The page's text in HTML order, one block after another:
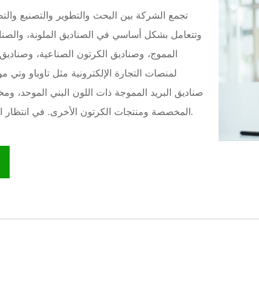
تجمع الشركة بين البحث والتطوير والتصنيع
وتتعامل بشكل أساسي في الصناديق الملونة،
المموج، وصناديق الكرتون الصناعية،
لمنصات التجارة الإلكترونية مثل تاوباو وتي
صناديق البريد المموجة ذات اللون البني الموحد،
المخصصة ومنتجات الكرتون الأخرى. في انتظار استشارتكم في أي وقت.